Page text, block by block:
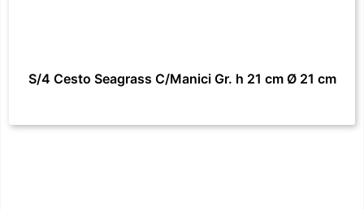
S/4 Cesto Seagrass C/Manici Gr. h 21 cm Ø 21 cm